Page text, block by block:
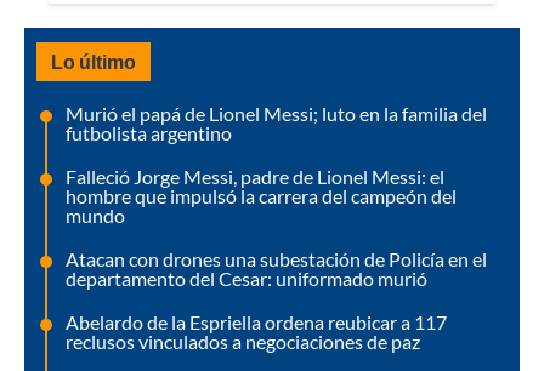
Lo último
Murió el papá de Lionel Messi; luto en la familia del
futbolista argentino
Falleció Jorge Messi, padre de Lionel Messi: el
hombre que impulsó la carrera del campeón del
mundo
Atacan con drones una subestación de Policía en el
departamento del Cesar: uniformado murió
Abelardo de la Espriella ordena reubicar a 117
reclusos vinculados a negociaciones de paz